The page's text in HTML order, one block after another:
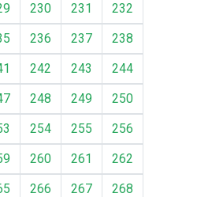
230 231
232
236 237
238
242 243
244
248 249
250
254 255
256
260 261
262
266 267
268